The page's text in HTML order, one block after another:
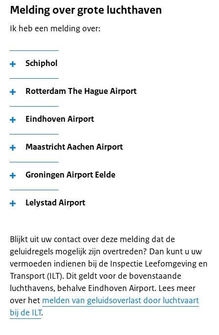
Melding over grote luchthaven
Ik heb een melding over:
Schiphol
Rotterdam The Hague Airport
Eindhoven Airport
Maastricht Aachen Airport
Groningen Airport Eelde
Lelystad Airport
Blijkt uit uw contact over deze melding dat de
geluidregels mogelijk zijn overtreden? Dan kunt u uw
vermoeden indienen bij de Inspectie Leefomgeving en
Transport (ILT). Dit geldt voor de bovenstaande
luchthavens, behalve Eindhoven Airport. Lees meer
over het melden van geluidsoverlast door luchtvaart
bij de ILT.